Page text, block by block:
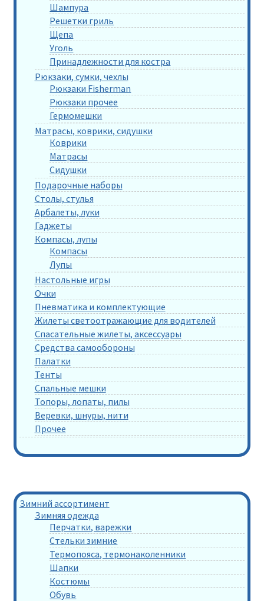
Шампура
Решетки гриль
Щепа
Уголь
Принадлежности для костра
Рюкзаки, сумки, чехлы
Рюкзаки Fisherman
Рюкзаки прочее
Гермомешки
Матрасы, коврики, сидушки
Коврики
Матрасы
Сидушки
Подарочные наборы
Столы, стулья
Арбалеты, луки
Гаджеты
Компасы, лупы
Компасы
Лупы
Настольные игры
Очки
Пневматика и комплектующие
Жилеты светоотражающие для водителей
Спасательные жилеты, аксессуары
Средства самообороны
Палатки
Тенты
Спальные мешки
Топоры, лопаты, пилы
Веревки, шнуры, нити
Прочее
Зимний ассортимент
Зимняя одежда
Перчатки, варежки
Стельки зимние
Термопояса, термонаколенники
Шапки
Костюмы
Обувь